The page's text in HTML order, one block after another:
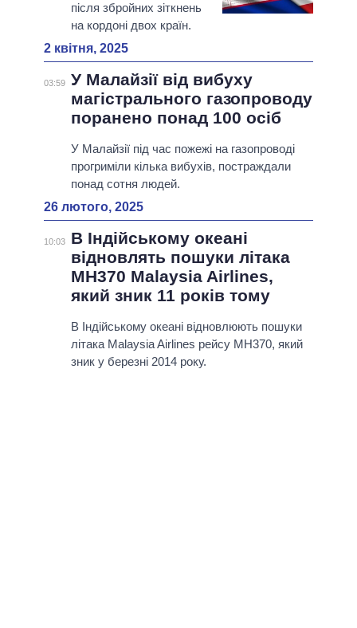
після збройних зіткнень
на кордоні двох країн.
2 квітня, 2025
03:59 У Малайзії від вибуху
магістрального газопроводу
поранено понад 100 осіб
У Малайзії під час пожежі на газопроводі
прогриміли кілька вибухів, постраждали
понад сотня людей.
26 лютого, 2025
10:03
В Індійському океані
відновлять пошуки літака
MH370 Malaysia Airlines,
який зник 11 років тому
В Індійському океані відновлюють пошуки
літака Malaysia Airlines рейсу MH370, який
зник у березні 2014 року.